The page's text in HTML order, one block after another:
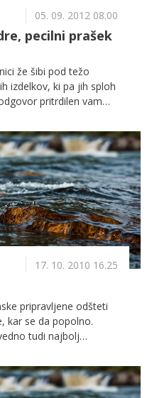
05. 09. 2012 08.00
pecilni prašek
že šibi pod težo
izdelkov, ki pa jih sploh
pritrdilen vam
odpravili v drogerijo.
lahko pomaga pri
17. 10. 2010 16.25
pripravljene odšteti
kar se da popolno.
tudi najbolj
videza.